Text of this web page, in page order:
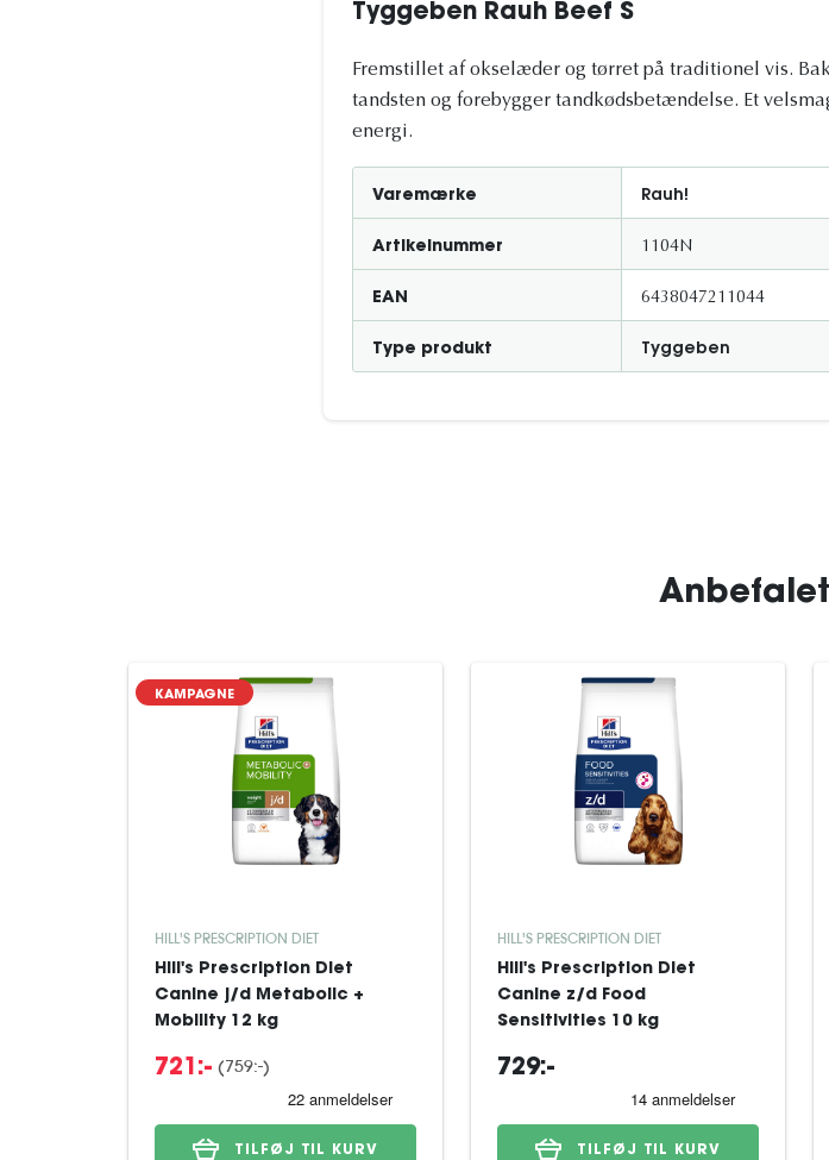
Tyggeben Rauh Beef S
Fremstillet af okselæder og tørret på traditionel vis.
tandsten og forebygger tandkødsbetændelse. Et
energi.
Varemærke Rauh!
Artikelnummer 1104N
EAN 6438047211044
Type produkt Tyggeben
KAMPAGNE
HILL'S PRESCRIPTION DIET
Hill's Prescription Diet
Canine j/d Metabolic +
Mobility 12 kg
721:- (759:-)
TILFØJ TIL KURV
HILL'S PRESCRIPTION DIET
Hill's Prescription Diet
Canine z/d Food
Sensitivities 10 kg
729:-
TILFØJ TIL KURV